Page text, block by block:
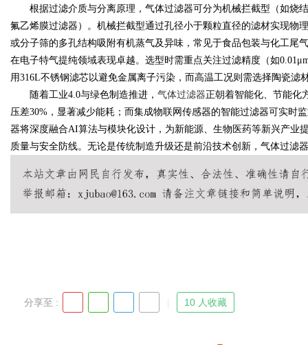
ar
根据过滤介质与分离原理，气体过滤器可分为机械拦截型（如烧
氟乙烯膜过滤器）。机械拦截型通过孔径小于颗粒直径的滤材实现物
或分子筛的多孔结构吸附有机蒸气及异味，常见于食品包装与化工尾
在电子特气提纯领域表现卓越。选型时需重点关注过滤精度（如0.01μ
用316L不锈钢滤芯以避免金属离子污染，而高温工况则需选择陶瓷滤
随着工业4.0与绿色制造推进， 气体过滤器正朝着智能化、节能化
压差30% ，显著减少能耗；而集成物联网传感器的智能过滤器可实时
器将深度融合AI算法与模块化设计，为新能源、生物医药等新兴产业
质量与安全防线。无论是传统制造升级还是前沿技术创新，气体过滤
分享至 : 10 人收藏